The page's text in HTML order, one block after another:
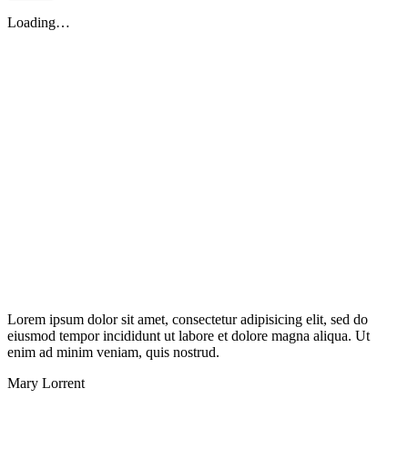
Loading…
Lorem ipsum dolor sit amet, consectetur adipisicing elit, sed do
eiusmod tempor incididunt ut labore et dolore magna aliqua. Ut
enim ad minim veniam, quis nostrud.
Mary Lorrent